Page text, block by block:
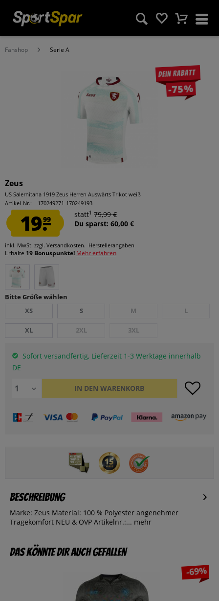
Fanshop Serie A
Dein Rabatt
-75%
Zeus
US Salernitana 1919 Zeus Herren Auswärts Trikot weiß
Artikel-Nr.:
170249271-170249193
19.99
statt1 79,99 €
Du sparst: 60,00 €
inkl. MwSt. zzgl. Versandkosten. Herstellerangaben
Erhalte 19 Bonuspunkte! Mehr erfahren
Bitte Größe wählen
XS
S M L
XL 2XL 3XL
Sofort versandfertig, Lieferzeit 1-3 Werktage innerhalb
DE
IN DEN WARENKORB
Beschreibung
Marke: Zeus Material: 100 % Polyester angenehmer
Tragekomfort NEU & OVP Artikelnr.:... mehr
Das könnte dir auch gefallen
-69%